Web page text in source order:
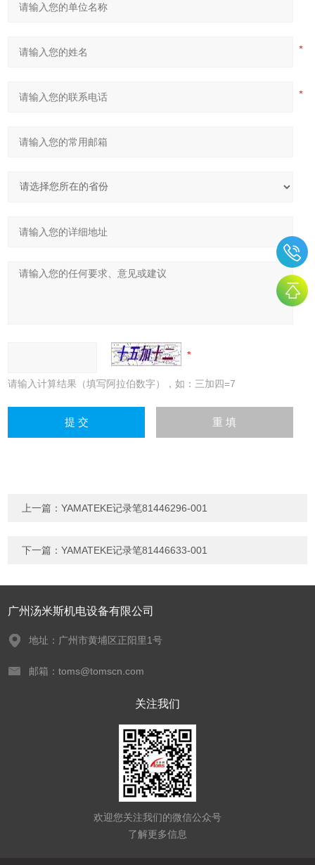
请输入计算结果（填写阿拉伯数字），如：三加四=7
上一篇：YAMATEKE记录笔81446296-001
下一篇：YAMATEKE记录笔81446633-001
广州汤米斯机电设备有限公司
地址：广州市黄埔区正阳里1号
邮箱：toms@tomscn.com
关注我们
欢迎您关注我们的微信公众号
了解更多信息